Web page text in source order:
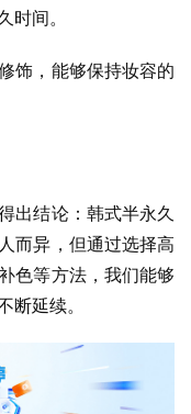
时间。
饰，能够保持妆容的
出结论：韩式半永久
而异，但通过选择高
色等方法，我们能够
断延续。